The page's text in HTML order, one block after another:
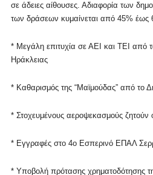
σε άδειες αίθουσες. Αδιαφορία των
των δράσεων κυμαίνεται από 45% έως
* Μεγάλη επιτυχία σε ΑΕΙ και ΤΕΙ από
Ηράκλειας
* Καθαρισμός της “Μαϊμούδας” από το
* Στοχευμένους αεροψεκασμούς ζητούν
* Εγγραφές στο 4ο Εσπερινό ΕΠΑΛ
* Υποβολή πρότασης χρηματοδότησης